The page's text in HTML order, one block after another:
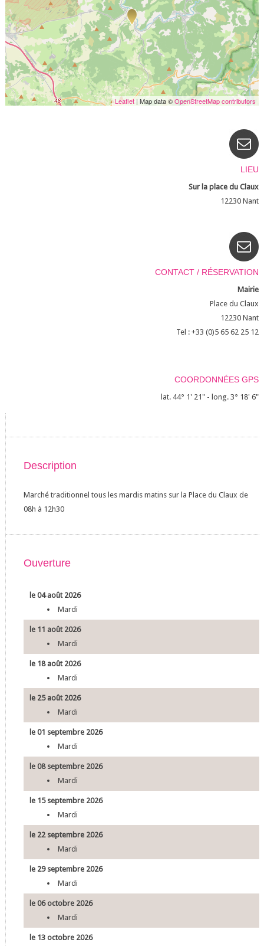
Leaflet| Map data ©OpenStreetMap contributors
LIEU
Sur la place du Claux
12230 Nant
CONTACT / RÉSERVATION
Mairie
Place du Claux
12230 Nant
Tel : +33 (0)5 65 62 25 12
COORDONNÉES GPS
lat. 44° 1' 21" - long. 3° 18' 6"
Description
Marché traditionnel tous les mardis matins sur la Place du Claux de
08h à 12h30
Ouverture
le 04 août 2026
Mardi
le 11 août 2026
Mardi
le 18 août 2026
Mardi
le 25 août 2026
Mardi
le 01 septembre 2026
Mardi
le 08 septembre 2026
Mardi
le 15 septembre 2026
Mardi
le 22 septembre 2026
Mardi
le 29 septembre 2026
Mardi
le 06 octobre 2026
Mardi
le 13 octobre 2026